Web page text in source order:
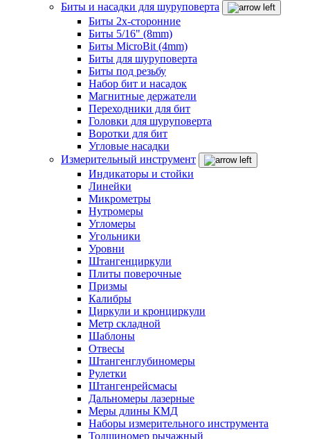
Биты и насадки для шуруповерта
Биты 2х-сторонние
Биты 5/16" (8mm)
Биты MicroBit (4mm)
Биты для шуруповерта
Биты под резьбу
Набор бит и насадок
Магнитные держатели
Переходники для бит
Головки для шуруповерта
Воротки для бит
Угловые насадки
Измерительный инструмент
Индикаторы и стойки
Линейки
Микрометры
Нутромеры
Угломеры
Угольники
Уровни
Штангенциркули
Плиты поверочные
Призмы
Калибры
Циркули и кронциркули
Метр складной
Шаблоны
Отвесы
Штангенглубиномеры
Рулетки
Штангенрейсмасы
Дальномеры лазерные
Меры длины КМД
Наборы измерительного инструмента
Толщиномер рычажный